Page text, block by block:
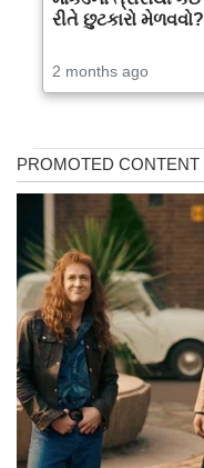
રીતે છુટકારો મેળવવો?
2 months ago